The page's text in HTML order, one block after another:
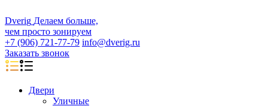
Dverig Делаем больше,
чем просто зонируем
+7 (906) 721-77-79 info@dverig.ru
Заказать звонок
Двери
Уличные